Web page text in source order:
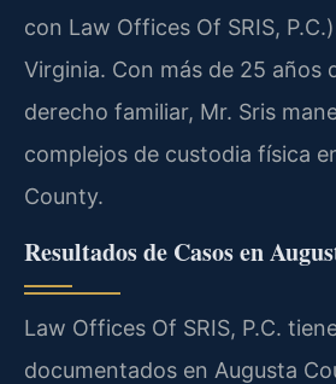
con Law Offices Of SRIS,
Virginia. Con más de 25 años
derecho familiar, Mr. Sris
complejos de custodia física
County.
Resultados de Casos en
Law Offices Of SRIS, P.C.
documentados en Augusta